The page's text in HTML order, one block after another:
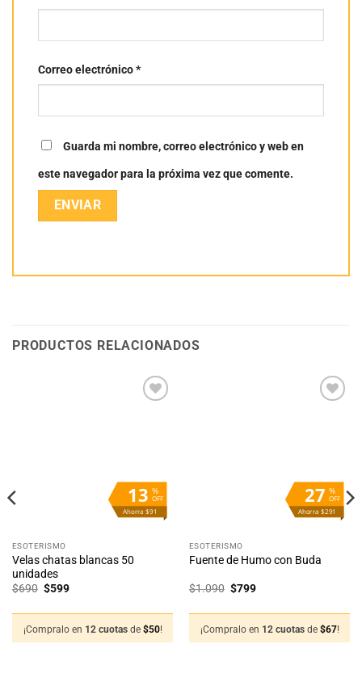
Correo electrónico*
Guarda mi nombre, correo electrónico y web en
este navegador para la próxima vez que comente.
PRODUCTOS RELACIONADOS
%
OFF
13
Ahorra $91
ESOTERISMO
Velas chatas blancas 50
unidades
$690 El
$690.
$599El
$599.
¡Compralo en 12 cuotas de $50!
%
OFF
27
Ahorra $291
ESOTERISMO
Fuente de Humo con Buda
$1.090 El
$1.090.
$799El
$799.
¡Compralo en 12 cuotas de $67!